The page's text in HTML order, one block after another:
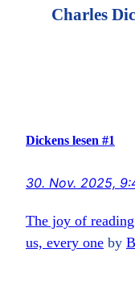
Charles
Dickens lesen #1
30. Nov. 2025,
The joy of
us, every one by